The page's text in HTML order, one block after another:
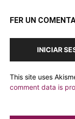
FER UN
INICIAR
This site uses
comment data is